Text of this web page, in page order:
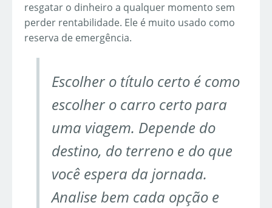
resgatar o dinheiro a qualquer momento sem
perder rentabilidade. Ele é muito usado como
reserva de emergência.
Escolher o título certo é como
escolher o carro certo para
uma viagem. Depende do
destino, do terreno e do que
você espera da jornada.
Analise bem cada opção e